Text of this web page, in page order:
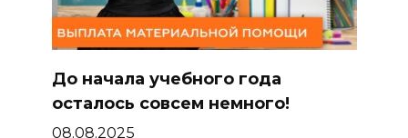
До начала учебного года
осталось совсем немного!
08.08.2025